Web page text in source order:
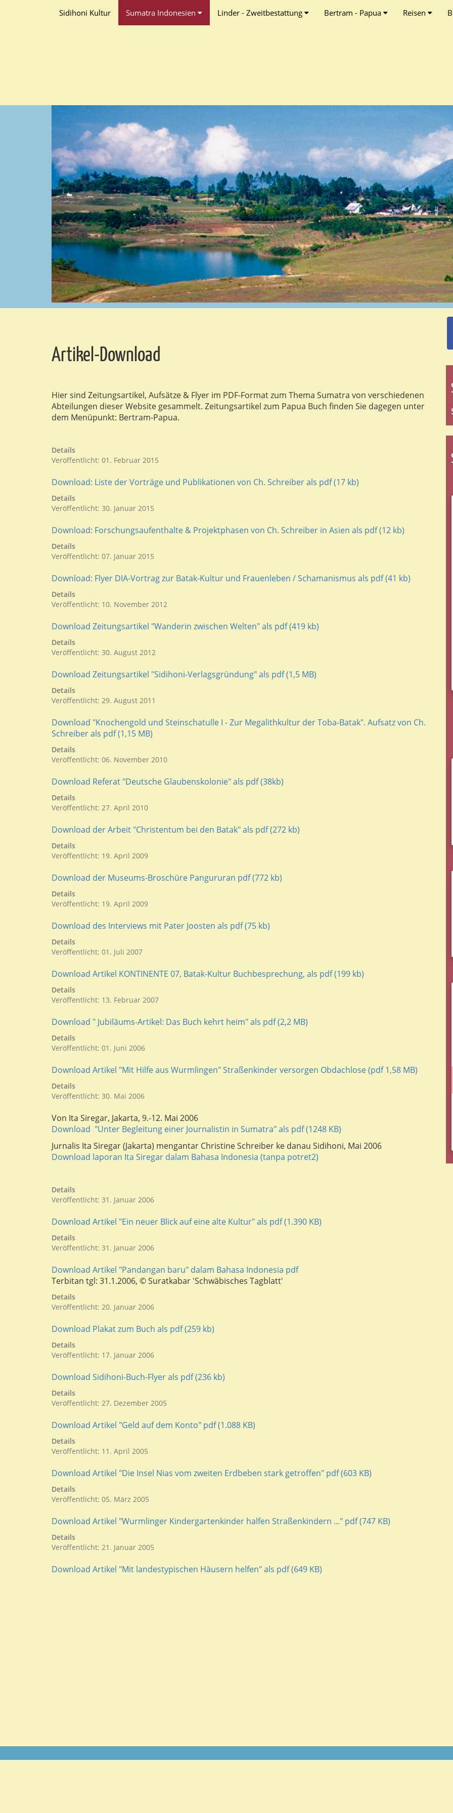
Sidihoni Kultur Sumatra Indonesien Linder - Zweitbestattung Bertram - Papua Reisen
Artikel-Download
Hier sind Zeitungsartikel, Aufsätze & Flyer im PDF-Format zum Thema Sumatra von verschiedenen
Abteilungen dieser Website gesammelt. Zeitungsartikel zum Papua Buch finden Sie dagegen unter
dem Menüpunkt: Bertram-Papua.
Details
Veröffentlicht: 01. Februar 2015
Download: Liste der Vorträge und Publikationen von Ch. Schreiber als pdf (17 kb)
Details
Veröffentlicht: 30. Januar 2015
Download: Forschungsaufenthalte & Projektphasen von Ch. Schreiber in Asien als pdf (12 kb)
Details
Veröffentlicht: 07. Januar 2015
Download: Flyer DIA-Vortrag zur Batak-Kultur und Frauenleben / Schamanismus als pdf (41 kb)
Details
Veröffentlicht: 10. November 2012
Download Zeitungsartikel "Wanderin zwischen Welten" als pdf (419 kb)
Details
Veröffentlicht: 30. August 2012
Download Zeitungsartikel "Sidihoni-Verlagsgründung" als pdf (1,5 MB)
Details
Veröffentlicht: 29. August 2011
Download "Knochengold und Steinschatulle I - Zur Megalithkultur der Toba-Batak". Aufsatz von Ch.
Schreiber als pdf (1,15 MB)
Details
Veröffentlicht: 06. November 2010
Download Referat "Deutsche Glaubenskolonie" als pdf (38kb)
Details
Veröffentlicht: 27. April 2010
Download der Arbeit "Christentum bei den Batak" als pdf (272 kb)
Details
Veröffentlicht: 19. April 2009
Download der Museums-Broschüre Pangururan pdf (772 kb)
Details
Veröffentlicht: 19. April 2009
Download des Interviews mit Pater Joosten als pdf (75 kb)
Details
Veröffentlicht: 01. Juli 2007
Download Artikel KONTINENTE 07, Batak-Kultur Buchbesprechung, als pdf (199 kb)
Details
Veröffentlicht: 13. Februar 2007
Download " Jubiläums-Artikel: Das Buch kehrt heim" als pdf (2,2 MB)
Details
Veröffentlicht: 01. Juni 2006
Download Artikel "Mit Hilfe aus Wurmlingen" Straßenkinder versorgen Obdachlose (pdf 1,58 MB)
Details
Veröffentlicht: 30. Mai 2006
Von Ita Siregar, Jakarta, 9.-12. Mai 2006
Download "Unter Begleitung einer Journalistin in Sumatra" als pdf (1248 KB)
Jurnalis Ita Siregar (Jakarta) mengantar Christine Schreiber ke danau Sidihoni, Mai 2006
Download laporan Ita Siregar dalam Bahasa Indonesia (tanpa potret2)
Details
Veröffentlicht: 31. Januar 2006
Download Artikel "Ein neuer Blick auf eine alte Kultur" als pdf (1.390 KB)
Details
Veröffentlicht: 31. Januar 2006
Download Artikel "Pandangan baru" dalam Bahasa Indonesia pdf
Terbitan tgl: 31.1.2006, © Suratkabar 'Schwäbisches Tagblatt'
Details
Veröffentlicht: 20. Januar 2006
Download Plakat zum Buch als pdf (259 kb)
Details
Veröffentlicht: 17. Januar 2006
Download Sidihoni-Buch-Flyer als pdf (236 kb)
Details
Veröffentlicht: 27. Dezember 2005
Download Artikel "Geld auf dem Konto" pdf (1.088 KB)
Details
Veröffentlicht: 11. April 2005
Download Artikel "Die Insel Nias vom zweiten Erdbeben stark getroffen" pdf (603 KB)
Details
Veröffentlicht: 05. März 2005
Download Artikel "Wurmlinger Kindergartenkinder halfen Straßenkindern ..." pdf (747 KB)
Details
Veröffentlicht: 21. Januar 2005
Download Artikel "Mit landestypischen Häusern helfen" als pdf (649 KB)